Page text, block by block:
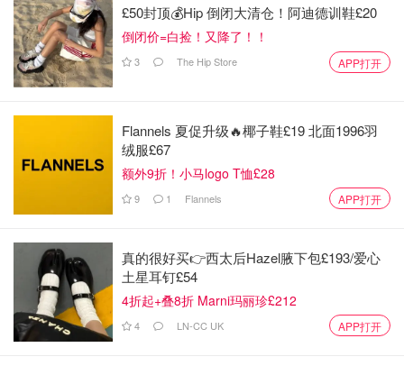
做法：
1️⃣排骨切适当大小并洗净，土豆洗净去皮切块
2️⃣另取一个碗，倒入蒸肉粉、酱油、豆瓣酱、米酒、姜蒜
末，以及“等量蒸肉粉的水”‼️
⚠️为什么要加水？
蒸肉粉的成分有一半是小米，要把小米蒸熟蒸的和排骨一样
细腻，必须同普通米一样加水蒸！没有加水的粉蒸排骨，吃
的时候还能吃到硬邦邦、肉粉分离的谷粒😂
3️⃣排骨一一沾过混匀后的蒸肉粉酱，肉多的那面朝下放入待
会要蒸的容器里
£50封顶💰Hip 倒闭大清仓！阿迪德训鞋£20
倒闭价=白捡！又降了！！
3 The Hip Store APP打开
Flannels 夏促升级🔥椰子鞋£19 北面1996羽
绒服£67
额外9折！小马logo T恤£28
9 1 Flannels APP打开
真的很好买👉西太后Hazel腋下包£193/爱心
土星耳钉£54
4折起+叠8折 Marni玛丽珍£212
4 LN-CC UK APP打开